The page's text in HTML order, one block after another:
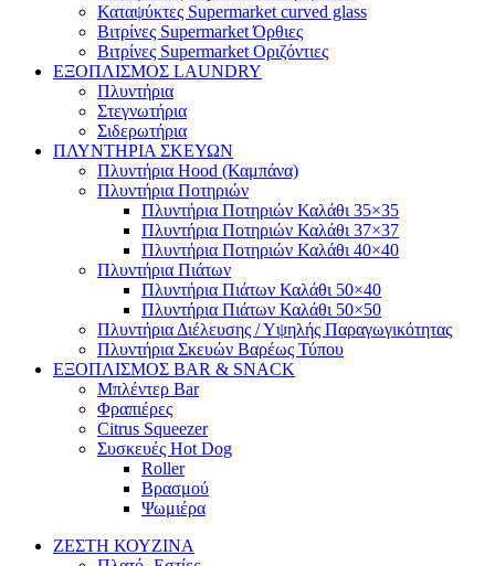
Καταψύκτες Supermarket curved glass
Βιτρίνες Supermarket Όρθιες
Βιτρίνες Supermarket Οριζόντιες
ΕΞΟΠΛΙΣΜΟΣ LAUNDRY
Πλυντήρια
Στεγνωτήρια
Σιδερωτήρια
ΠΛΥΝΤΗΡΙΑ ΣΚΕΥΩΝ
Πλυντήρια Hood (Καμπάνα)
Πλυντήρια Ποτηριών
Πλυντήρια Ποτηριών Καλάθι 35×35
Πλυντήρια Ποτηριών Καλάθι 37×37
Πλυντήρια Ποτηριών Καλάθι 40×40
Πλυντήρια Πιάτων
Πλυντήρια Πιάτων Καλάθι 50×40
Πλυντήρια Πιάτων Καλάθι 50×50
Πλυντήρια Διέλευσης / Υψηλής Παραγωγικότητας
Πλυντήρια Σκευών Βαρέως Τύπου
ΕΞΟΠΛΙΣΜΟΣ BAR & SNACK
Μπλέντερ Bar
Φραπιέρες
Citrus Squeezer
Συσκευές Hot Dog
Roller
Βρασμού
Ψωμιέρα
ΖΕΣΤΗ ΚΟΥΖΙΝΑ